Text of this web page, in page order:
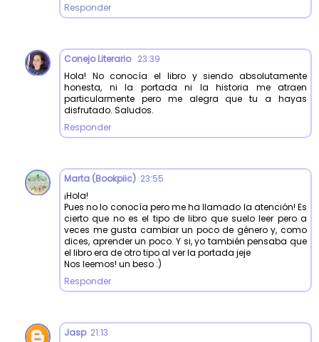
Responder
Conejo Literario 23:39
Hola! No conocía el libro y siendo absolutamente
honesta, ni la portada ni la historia me atraen
particularmente pero me alegra que tu a hayas
disfrutado. Saludos.
Responder
Marta (Bookpiic) 23:55
¡Hola!
Pues no lo conocía pero me ha llamado la atención! Es
cierto que no es el tipo de libro que suelo leer pero a
veces me gusta cambiar un poco de género y, como
dices, aprender un poco. Y si, yo también pensaba que
el libro era de otro tipo al ver la portada jeje
Nos leemos! un beso :)
Responder
Jasp 21:13